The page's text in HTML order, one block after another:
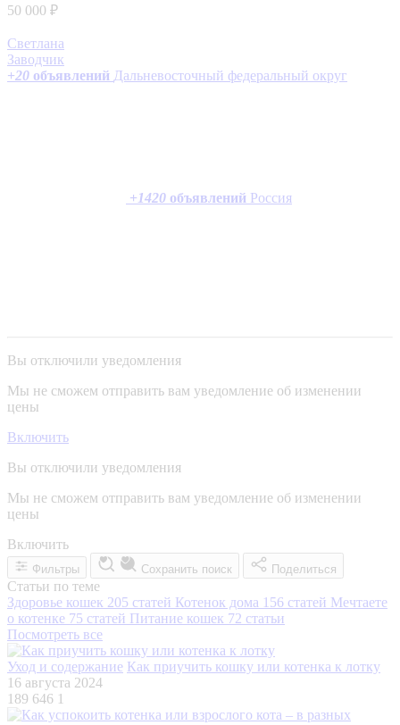
50 000 ₽
Светлана
Заводчик
+20 объявлений Дальневосточный федеральный округ
+1420 объявлений Россия
Вы отключили уведомления
Мы не сможем отправить вам уведомление об изменении
цены
Включить
Вы отключили уведомления
Мы не сможем отправить вам уведомление об изменении
цены
Включить
Фильтры Сохранить поиск Поделиться
Статьи по теме
Здоровье кошек 205 статей Котенок дома 156 статей Мечтаете
о котенке 75 статей Питание кошек 72 статьи
Посмотреть все
Уход и содержание Как приучить кошку или котенка к лотку
16 августа 2024
189 646 1